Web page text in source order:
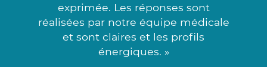
exprimée. Les réponses sont
réalisées par notre équipe médicale
et sont claires et les profils
énergiques. »